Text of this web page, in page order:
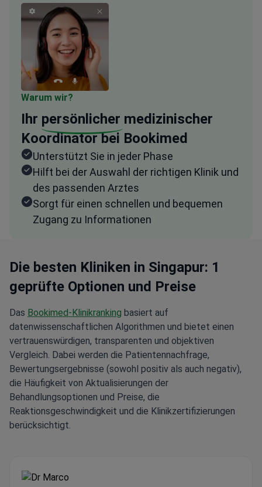
Warum wir?
Ihr persönlicher medizinischer
Koordinator bei Bookimed
Unterstützt Sie in jeder Phase
Hilft bei der Auswahl der richtigen Klinik und
des passenden Arztes
Sorgt für einen schnellen und bequemen
Zugang zu Informationen
Die besten Kliniken in Singapur: 1
geprüfte Optionen und Preise
Das Bookimed-Klinikranking basiert auf
datenwissenschaftlichen Algorithmen und bietet einen
vertrauenswürdigen, transparenten und objektiven
Vergleich. Dabei werden die Patientennachfrage,
Bewertungsergebnisse (sowohl positiv als auch negativ),
die Häufigkeit von Aktualisierungen der
Behandlungsoptionen und Preise, die
Reaktionsgeschwindigkeit und die Klinikzertifizierungen
berücksichtigt.